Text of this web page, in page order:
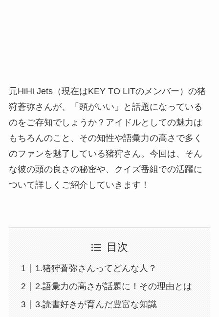
元HiHi Jets（現在はKEY TO LITのメンバー）の猪
狩蒼弥さんが、「頭がいい」と話題になっている
のをご存知でしょうか？アイドルとしての魅力は
もちろんのこと、その知性や語彙力の高さで多く
のファンを魅了している猪狩さん。今回は、そん
な彼の頭の良さの秘密や、クイズ番組での活躍に
ついて詳しくご紹介していきます！
目次
1.猪狩蒼弥さんってどんな人？
2.語彙力の高さが話題に！その理由とは
3.読書好きが育んだ豊富な知識